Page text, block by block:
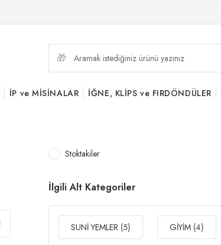
İP ve MİSİNALAR İĞNE, KLİPS ve FIRDÖNDÜLER
Stoktakiler
İlgili Alt Kategoriler
SUNİ YEMLER (5) GİYİM (4)